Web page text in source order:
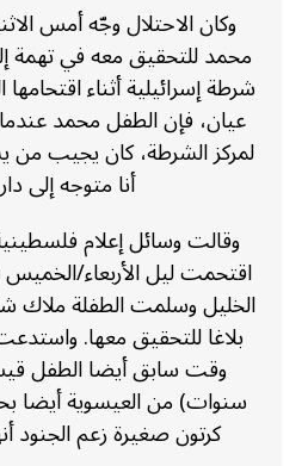
وكان الاحتلال وجّه أمس
محمد للتحقيق معه في تهمة
شرطة إسرائيلية أثناء
عيان، فإن الطفل محمد
لمركز الشرطة، كان يجيب من
أنا متوجه إلى
وقالت وسائل إعلام
بلاغا للتحقيق معها.
سنوات) من العيسوية أيضا
كرتون صغيرة زعم الجنود